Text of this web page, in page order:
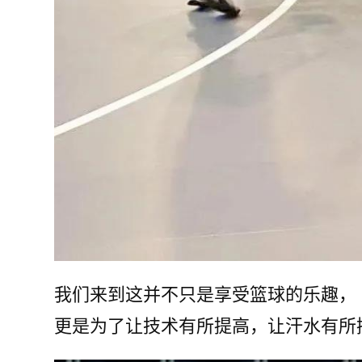
我们来到这并不只是享受篮球的乐趣，
更是为了让技术有所提高，让汗水有所